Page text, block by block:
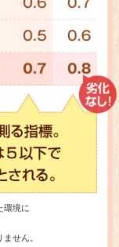
環境に
せん。